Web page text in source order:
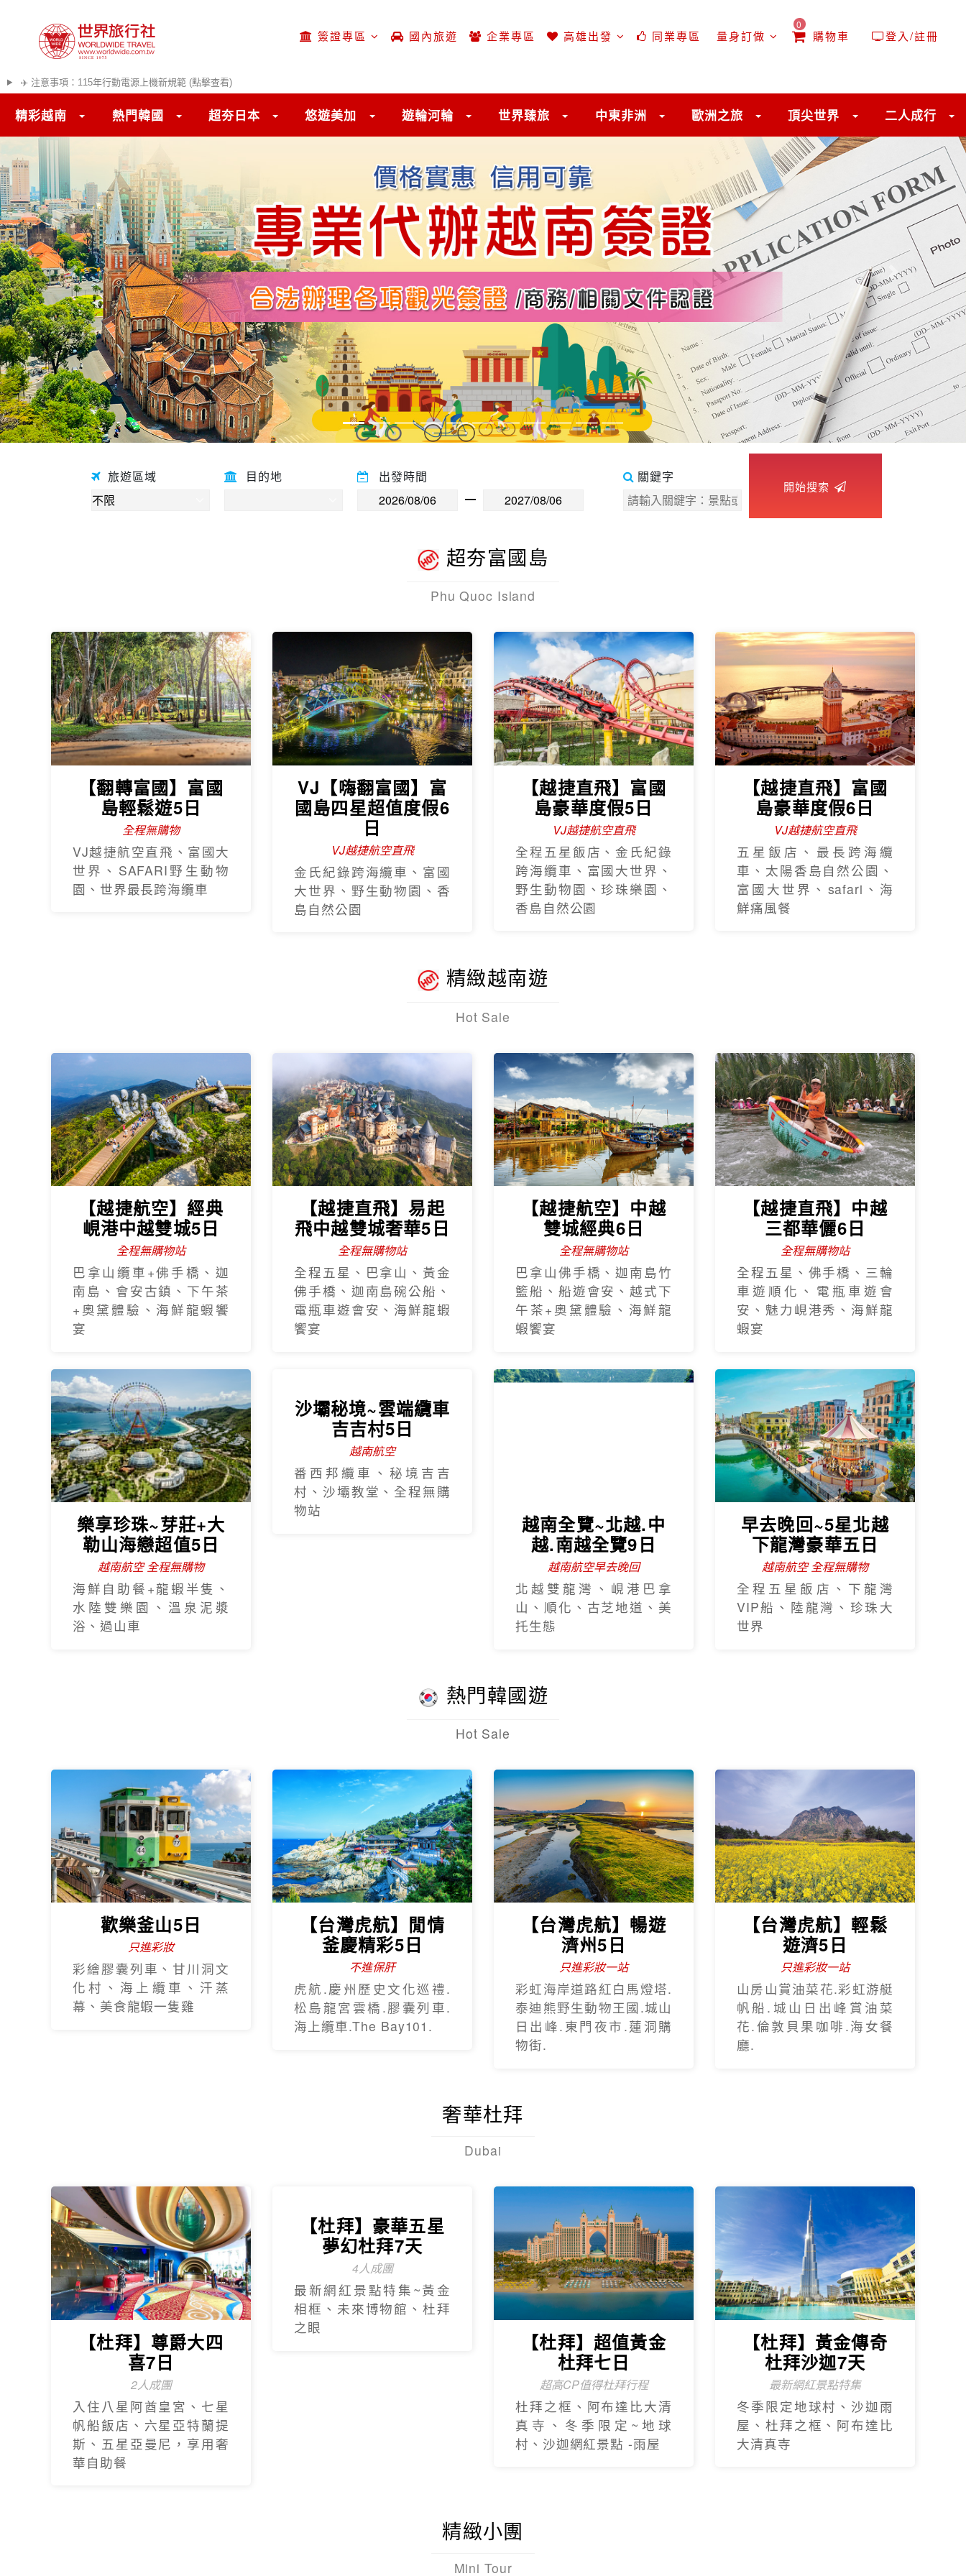
簽證專區 國內旅遊 企業專區 高雄出發 同業專區 量身訂做 購物車
0
登入/註冊
✈️ 注意事項：115年行動電源上機新規範 (點擊查看)
精彩越南 熱門韓國 超夯日本 悠遊美加 遊輪河輪 世界臻旅 中東非洲 歐洲之旅 頂尖世界 二人成行
往前 往後
旅遊區域 目的地 出發時間 關鍵字
開始搜索
超夯富國島
Phu Quoc Island
【翻轉富國】富國
島輕鬆遊5日
全程無購物
VJ越捷航空直飛、富國大
世界、SAFARI野生動物
園、世界最長跨海纜車
VJ【嗨翻富國】富
國島四星超值度假6
日
VJ越捷航空直飛
金氏紀錄跨海纜車、富國
大世界、野生動物園、香
島自然公園
【越捷直飛】富國
島豪華度假5日
VJ越捷航空直飛
全程五星飯店、金氏紀錄
跨海纜車、富國大世界、
野生動物園、珍珠樂園、
香島自然公園
【越捷直飛】富國
島豪華度假6日
VJ越捷航空直飛
五星飯店、最長跨海纜
車、太陽香島自然公園、
富國大世界、safari、海
鮮痛風餐
精緻越南遊
Hot Sale
【越捷航空】經典
峴港中越雙城5日
全程無購物站
巴拿山纜車+佛手橋、迦
南島、會安古鎮、下午茶
+奧黛體驗、海鮮龍蝦饗
宴
【越捷直飛】易起
飛中越雙城奢華5日
全程無購物站
全程五星、巴拿山、黃金
佛手橋、迦南島碗公船、
電瓶車遊會安、海鮮龍蝦
饗宴
【越捷航空】中越
雙城經典6日
全程無購物站
巴拿山佛手橋、迦南島竹
籃船、船遊會安、越式下
午茶+奧黛體驗、海鮮龍
蝦饗宴
【越捷直飛】中越
三都華儷6日
全程無購物站
全程五星、佛手橋、三輪
車遊順化、電瓶車遊會
安、魅力峴港秀、海鮮龍
蝦宴
樂享珍珠~芽莊+大
勒山海戀超值5日
越南航空 全程無購物
海鮮自助餐+龍蝦半隻、
水陸雙樂園、溫泉泥漿
浴、過山車
沙壩秘境~雲端纜車
越南全覽~北越.中
越.南越全覽9日
越南航空早去晚回
北越雙龍灣、峴港巴拿
山、順化、古芝地道、美
托生態
早去晚回~5星北越
下龍灣豪華五日
越南航空 全程無購物
全程五星飯店、下龍灣
VIP船、陸龍灣、珍珠大
世界
熱門韓國遊
Hot Sale
歡樂釜山5日
只進彩妝
彩繪膠囊列車、甘川洞文
化村、海上纜車、汗蒸
幕、美食龍蝦一隻雞
【台灣虎航】閒情
釜慶精彩5日
不進保肝
虎航.慶州歷史文化巡禮.
松島龍宮雲橋.膠囊列車.
海上纜車.The Bay101.
【台灣虎航】暢遊
濟州5日
只進彩妝一站
彩虹海岸道路紅白馬燈塔.
泰迪熊野生動物王國.城山
日出峰.東門夜市.蓮洞購
物街.
【台灣虎航】輕鬆
遊濟5日
只進彩妝一站
山房山賞油菜花.彩虹游艇
帆船.城山日出峰賞油菜
花.倫敦貝果咖啡.海女餐
廳.
奢華杜拜
Dubai
【杜拜】尊爵大四
喜7日
2人成團
入住八星阿酋皇宮、七星
帆船飯店、六星亞特蘭提
斯、五星亞曼尼，享用奢
華自助餐
【杜拜】豪華五星
夢幻杜拜7天
4人成團
最新網紅景點特集~黃金
相框、未來博物館、杜拜
之眼
【杜拜】超值黃金
杜拜七日
超高CP值得杜拜行程
杜拜之框、阿布達比大清
真寺、冬季限定~地球
村、沙迦網紅景點 -⾬屋
【杜拜】黃金傳奇
杜拜沙迦7天
最新網紅景點特集
冬季限定地球村、沙迦⾬
屋、杜拜之框、阿布達比
大清真寺
精緻小團
Mini Tour